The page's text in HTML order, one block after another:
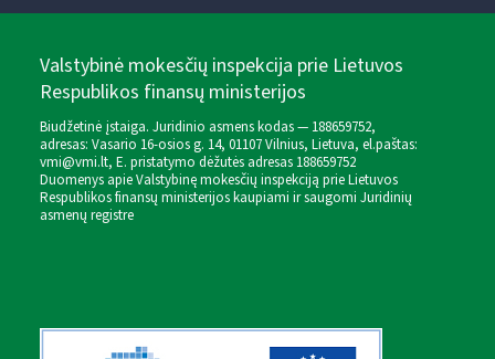
Valstybinė mokesčių inspekcija prie Lietuvos
Respublikos finansų ministerijos
Biudžetinė įstaiga. Juridinio asmens kodas — 188659752,
adresas: Vasario 16-osios g. 14, 01107 Vilnius, Lietuva, el.paštas:
vmi@vmi.lt, E. pristatymo dėžutės adresas 188659752
Duomenys apie Valstybinę mokesčių inspekciją prie Lietuvos
Respublikos finansų ministerijos kaupiami ir saugomi Juridinių
asmenų registre